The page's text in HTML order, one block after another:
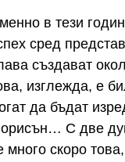
в тези
сред
създават
изглежда, е
да бъдат
С две
много скоро